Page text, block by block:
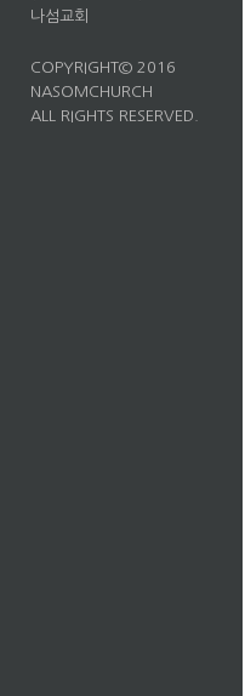
나섬교회
COPYRIGHT© 2016
NASOMCHURCH
ALL RIGHTS RESERVED.